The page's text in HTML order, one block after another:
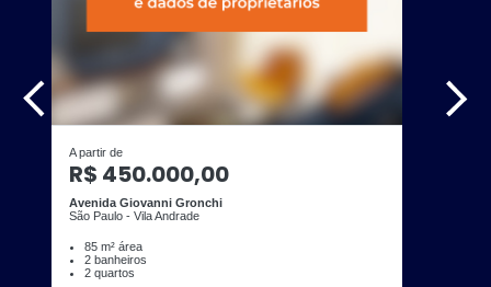
A partir de
R$ 450.000,00
Avenida Giovanni Gronchi
São Paulo - Vila Andrade
85 m² área
2 banheiros
2 quartos